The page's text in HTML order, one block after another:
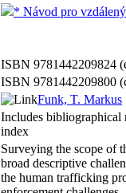
* Návod pro
ISBN 9781442209824
ISBN 9781442209800
Funk, T. Markus
Includes bibliographical
index
Surveying the scope of
broad descriptive
the human trafficking